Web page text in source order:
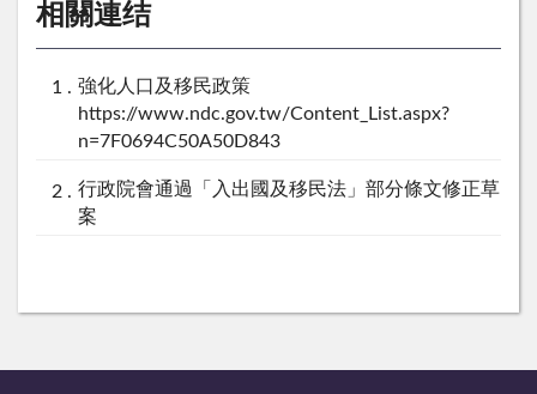
相關連结
強化人口及移民政策
https://www.ndc.gov.tw/Content_List.aspx?
n=7F0694C50A50D843
行政院會通過「入出國及移民法」部分條文修正草
案